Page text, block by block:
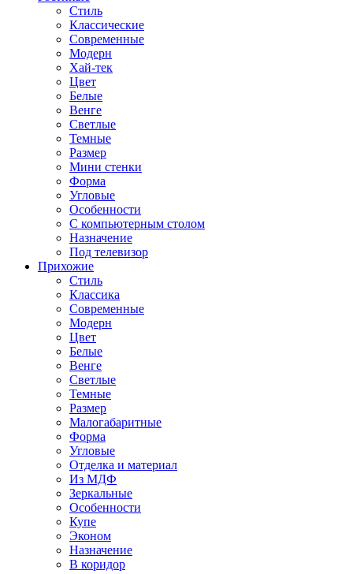
Стиль
Классические
Современные
Модерн
Хай-тек
Цвет
Белые
Венге
Светлые
Темные
Размер
Мини стенки
Форма
Угловые
Особенности
С компьютерным столом
Назначение
Под телевизор
Прихожие
Стиль
Классика
Современные
Модерн
Цвет
Белые
Венге
Светлые
Темные
Размер
Малогабаритные
Форма
Угловые
Отделка и материал
Из МДФ
Зеркальные
Особенности
Купе
Эконом
Назначение
В коридор